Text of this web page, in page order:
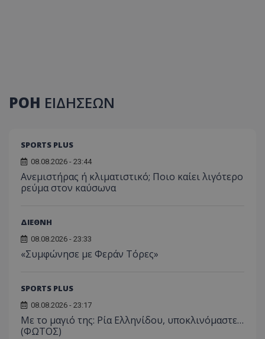
ΡΟΗ ΕΙΔΗΣΕΩΝ
SPORTS PLUS
08.08.2026 - 23:44
Ανεμιστήρας ή κλιματιστικό; Ποιο καίει λιγότερο
ρεύμα στον καύσωνα
ΔΙΕΘΝΗ
08.08.2026 - 23:33
«Συμφώνησε με Φεράν Τόρες»
SPORTS PLUS
08.08.2026 - 23:17
Με το μαγιό της: Ρία Ελληνίδου, υποκλινόμαστε…
(ΦΩΤΟΣ)